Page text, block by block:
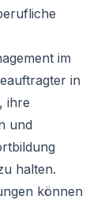
im
in
ihre
und
halten.
können